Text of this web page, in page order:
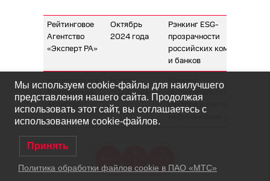
Рейтинговое
Агентство
«Эксперт РА»
Октябрь
2024 года
Рэнкинг ESG-
прозрачности
российских компаний
и банков
Рейтинговое
Ноябрь
2024 года
потребительского
сектора и сектора
Мы используем cookie-файлы для наилучшего
представления нашего сайта. Продолжая
использовать этот сайт, вы соглашаетесь с
использованием cookie-файлов.
Принять
Политика обработки файлов cookie в ПАО «МТС»